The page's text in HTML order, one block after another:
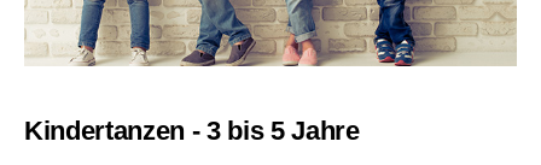
Kindertanzen - 3 bis 5 Jahre